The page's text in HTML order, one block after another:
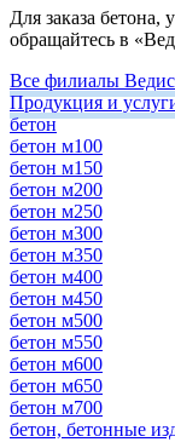
Для заказа бетона,
обращайтесь в
Все филиалы
Продукция и
бетон
бетон м100
бетон м150
бетон м200
бетон м250
бетон м300
бетон м350
бетон м400
бетон м450
бетон м500
бетон м550
бетон м600
бетон м650
бетон м700
бетон, бетонные